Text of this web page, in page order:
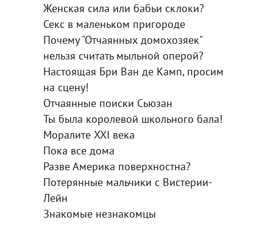
Женская сила или бабьи склоки?
Секс в маленьком пригороде
Почему "Отчаянных домохозяек"
нельзя считать мыльной оперой?
Настоящая Бри Ван де Камп, просим
на сцену!
Отчаянные поиски Сьюзан
Ты была королевой школьного бала!
Моралите XXI века
Пока все дома
Разве Америка поверхностна?
Потерянные мальчики с Вистерии-
Лейн
Знакомые незнакомцы